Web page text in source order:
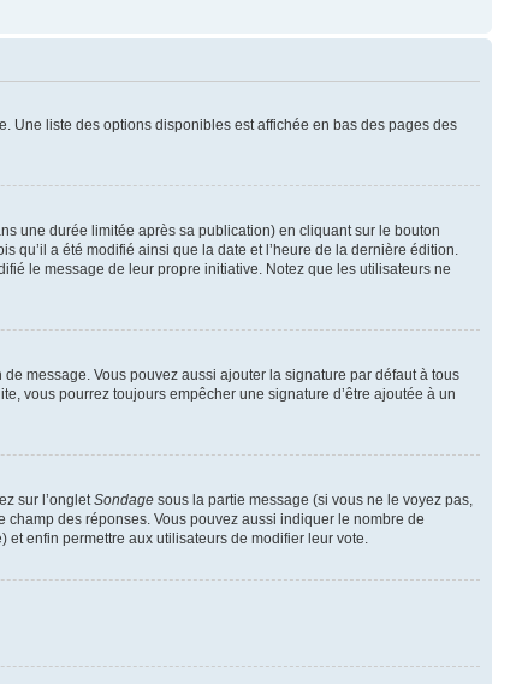
Une liste des options disponibles est affichée en bas des pages des
une durée limitée après sa publication) en cliquant sur le bouton
qu’il a été modifié ainsi que la date et l’heure de la dernière édition.
le message de leur propre initiative. Notez que les utilisateurs ne
message. Vous pouvez aussi ajouter la signature par défaut à tous
vous pourrez toujours empêcher une signature d’être ajoutée à un
sur l’ongletSondage sous la partie message (si vous ne le voyez pas,
des réponses. Vous pouvez aussi indiquer le nombre de
et enfin permettre aux utilisateurs de modifier leur vote.